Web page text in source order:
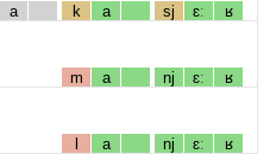
a k a sj ɛː ʁ
m a nj ɛː ʁ
l a nj ɛː ʁ